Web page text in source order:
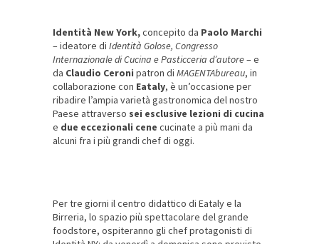
Identità New York,concepito da Paolo Marchi
– ideatore di Identità Golose, Congresso
Internazionale di Cucina e Pasticceria d’autore– e
da Claudio Ceroni patron di MAGENTAbureau, in
collaborazione con Eataly, è un’occasione per
ribadire l’ampia varietà gastronomica del nostro
Paese attraverso sei esclusive lezioni di cucina
e due eccezionali cene cucinate a più mani da
alcuni fra i più grandi chef di oggi.
Per tre giorni il centro didattico di Eataly e la
Birreria, lo spazio più spettacolare del grande
foodstore, ospiteranno gli chef protagonisti di